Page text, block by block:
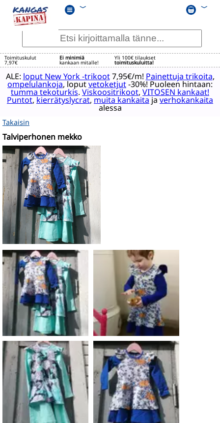
﹀ ﹀
Toimituskulut
7,97€
Ei minimiä
kankaan mitalle!
Yli 100€ tilaukset
toimituskuluitta!
ALE: loput New York -trikoot7,95€/m! Painettuja trikoita,
ompelulankoja, loputvetoketjut-30%! Puoleen hintaan:
tumma tekoturkis. Viskoositrikoot, VITOSEN kankaat!
Puntot,kierrätyslycrat,muita kankaitajaverhokankaita
alessa
Takaisin
Talviperhonen mekko